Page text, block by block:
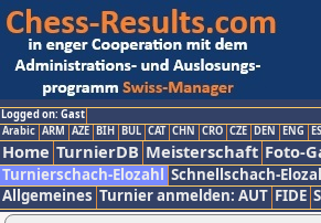
Logged on: Gast
Arabic ARM AZE BIH BUL CAT CHN CRO CZE DEN ENG
Home TurnierDB Meisterschaft Foto-
Turnierschach-Elozahl Schnellschach-
Allgemeines Turnier anmelden: AUT FIDE